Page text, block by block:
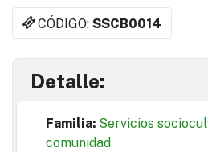
CÓDIGO:SSCB0014
Detalle:
Familia: Servicios
comunidad